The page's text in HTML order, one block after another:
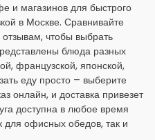
и магазинов для быстрого
в Москве. Сравнивайте
чтобы выбрать
блюда разных
французской, японской,
еду просто – выберите
онлайн, и доставка привезет
доступна в любое время
для офисных обедов, так и